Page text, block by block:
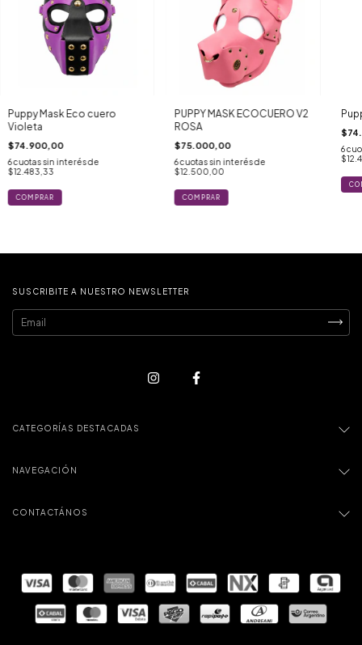
Puppy Mask Eco cuero
Violeta
$74.900,00
6cuotas sin interés de
$12.483,33
PUPPY MASK ECOCUERO V2
ROSA
$75.000,00
6cuotas sin interés de
$12.500,00
6
SUSCRIBITE A NUESTRO NEWSLETTER
CATEGORÍAS DESTACADAS
NAVEGACIÓN
CONTACTÁNOS